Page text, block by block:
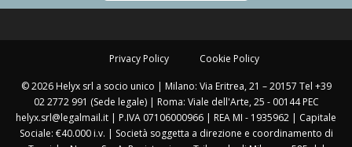
Privacy Policy Cookie Policy
© 2026 Helyx srl a socio unico | Milano: Via Eritrea, 21 – 20157 Tel +39
02 2772 991 (Sede legale) | Roma: Viale dell'Arte, 25 - 00144 PEC
helyx.srl@legalmail.it | P.IVA 07106000966 | REA MI - 1935962 | Capitale
Sociale: €40.000 i.v. | Società soggetta a direzione e coordinamento di